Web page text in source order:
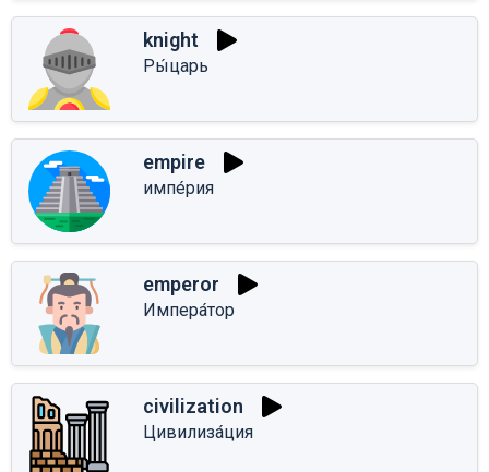
knight
Ры́царь
empire
импе́рия
emperor
Импера́тор
civilization
Цивилиза́ция